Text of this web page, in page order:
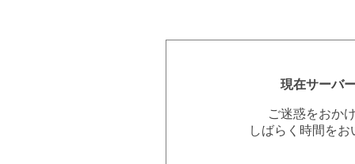
現在サーバ
ご迷惑をおか
しばらく時間を